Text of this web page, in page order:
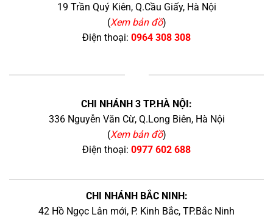
19 Trần Quý Kiên, Q.Cầu Giấy, Hà Nội
(Xem bản đồ)
Điện thoại: 0964 308 308
CHI NHÁNH 3 TP.HÀ NỘI:
336 Nguyễn Văn Cừ, Q.Long Biên, Hà Nội
(Xem bản đồ)
Điện thoại: 0977 602 688
CHI NHÁNH BẮC NINH:
42 Hồ Ngọc Lân mới, P. Kinh Bắc, TP.Bắc Ninh